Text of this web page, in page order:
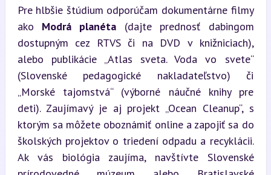
Pre hlbšie štúdium odporúčam dokumentárne filmy
ako Modrá planéta (dajte prednosť dabingom
dostupným cez RTVS či na DVD v knižniciach),
alebo publikácie „Atlas sveta. Voda vo svete“
(Slovenské pedagogické nakladateľstvo) či
„Morské tajomstvá“ (výborné náučné knihy pre
deti). Zaujímavý je aj projekt „Ocean Cleanup“, s
ktorým sa môžete oboznámiť online a zapojiť sa do
školských projektov o triedení odpadu a recyklácii.
Ak vás biológia zaujíma, navštívte Slovenské